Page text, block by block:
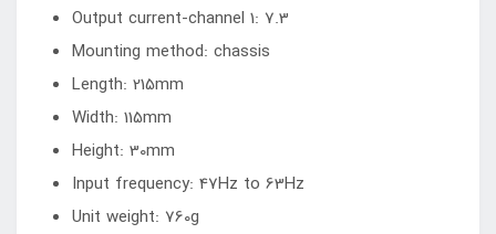
Output current-channel 1: 7.3
Mounting method: chassis
Length: 215mm
Width: 115mm
Height: 30mm
Input frequency: 47Hz to 63Hz
Unit weight: 760g